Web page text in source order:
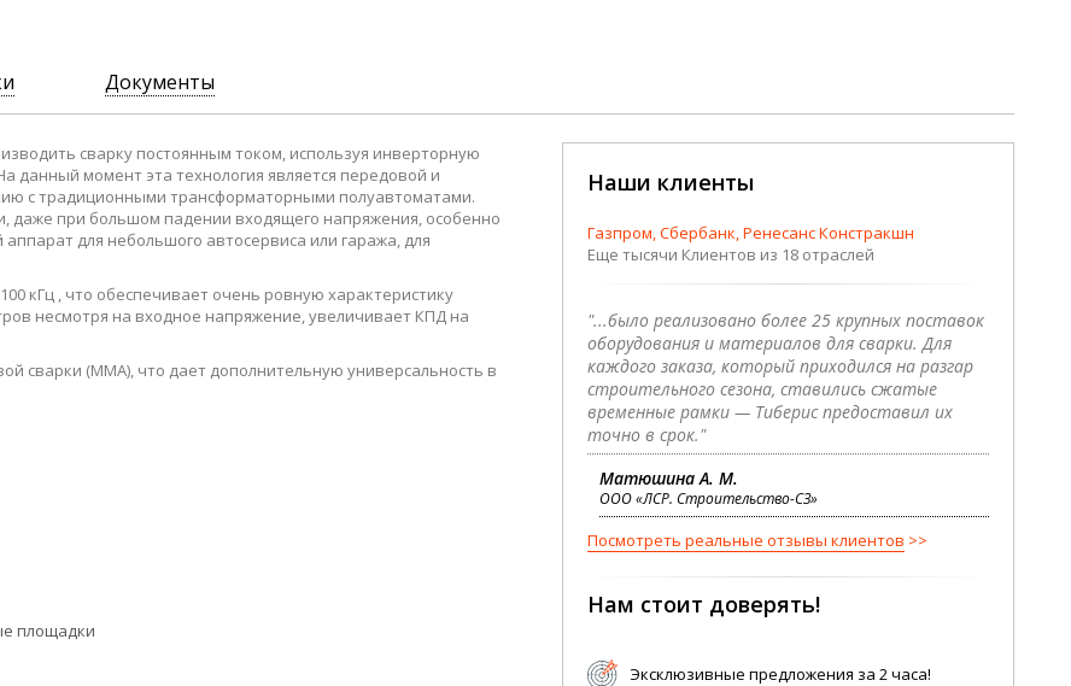
Документы
сварку постоянным током, используя инверторную
данный момент эта технология является передовой и
с традиционными трансформаторными полуавтоматами.
даже при большом падении входящего напряжения, особенно
для небольшого автосервиса или гаража, для
кГц , что обеспечивает очень ровную характеристику
несмотря на входное напряжение, увеличивает КПД на
(MMA), что дает дополнительную универсальность в
площадки
Наши клиенты
Газпром, Сбербанк, Ренесанс Констракшн
Еще тысячи Клиентов из 18 отраслей
"...было реализовано более 25 крупных поставок
оборудования и материалов для сварки. Для
каждого заказа, который приходился на разгар
строительного сезона, ставились сжатые
временные рамки — Тиберис предоставил их
точно в срок."
Матюшина А. М.
ООО «ЛСР. Строительство-СЗ»
Посмотреть реальные отзывы клиентов
Нам стоит доверять!
Эксклюзивные предложения за 2 часа!